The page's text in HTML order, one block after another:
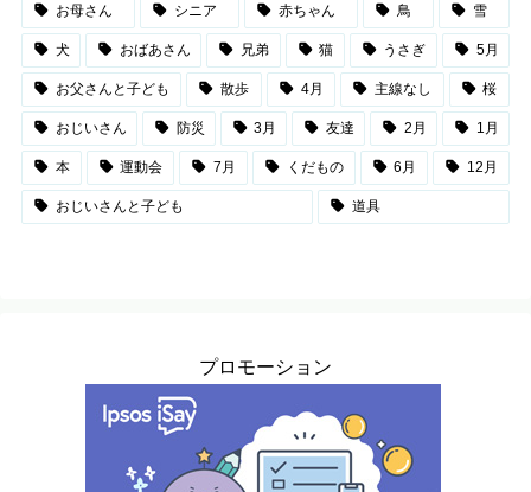
お母さん シニア 赤ちゃん 鳥 雪
犬 おばあさん 兄弟 猫 うさぎ 5月
お父さんと子ども 散歩 4月 主線なし 桜
おじいさん 防災 3月 友達 2月 1月
本 運動会 7月 くだもの 6月 12月
おじいさんと子ども 道具
プロモーション